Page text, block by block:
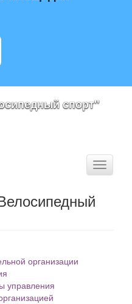
спорт"
Toggle
организации
управления